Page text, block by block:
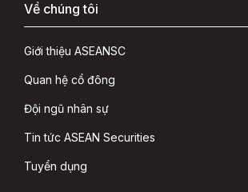
Về chúng tôi
Giới thiệu ASEANSC
Quan hệ cổ đông
Đội ngũ nhân sự
Tin tức ASEAN Securities
Tuyển dụng